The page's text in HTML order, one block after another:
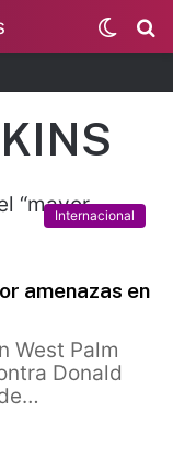
Switch
skin
Internacional
amenazas en
West Palm
Donald